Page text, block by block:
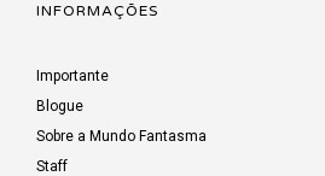
INFORMAÇÕES
Importante
Blogue
Sobre a Mundo Fantasma
Staff